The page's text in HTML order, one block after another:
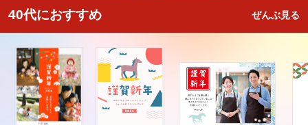
40代におすすめ ぜんぶ見る